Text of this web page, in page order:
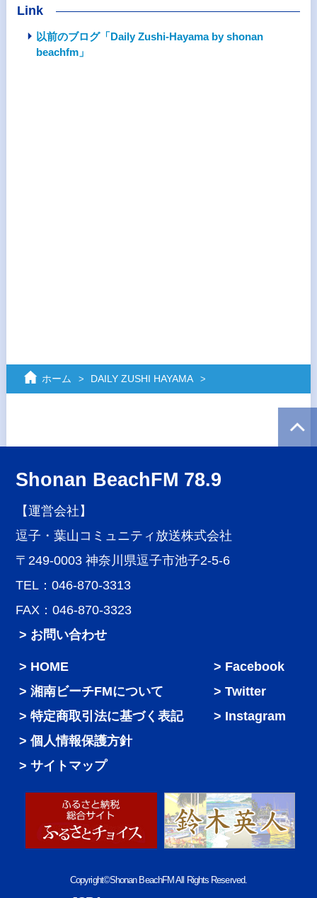
Link
以前のブログ「Daily Zushi-Hayama by shonan
beachfm」
ホーム DAILY ZUSHI HAYAMA
Shonan BeachFM 78.9
【運営会社】
逗子・葉山コミュニティ放送株式会社
〒249-0003 神奈川県逗子市池子2-5-6
TEL：046-870-3313
FAX：046-870-3323
> お問い合わせ
HOME
湘南ビーチFMについて
特定商取引法に基づく表記
個人情報保護方針
サイトマップ
Facebook
Twitter
Instagram
Copyright©Shonan BeachFM All Rights Reserved.